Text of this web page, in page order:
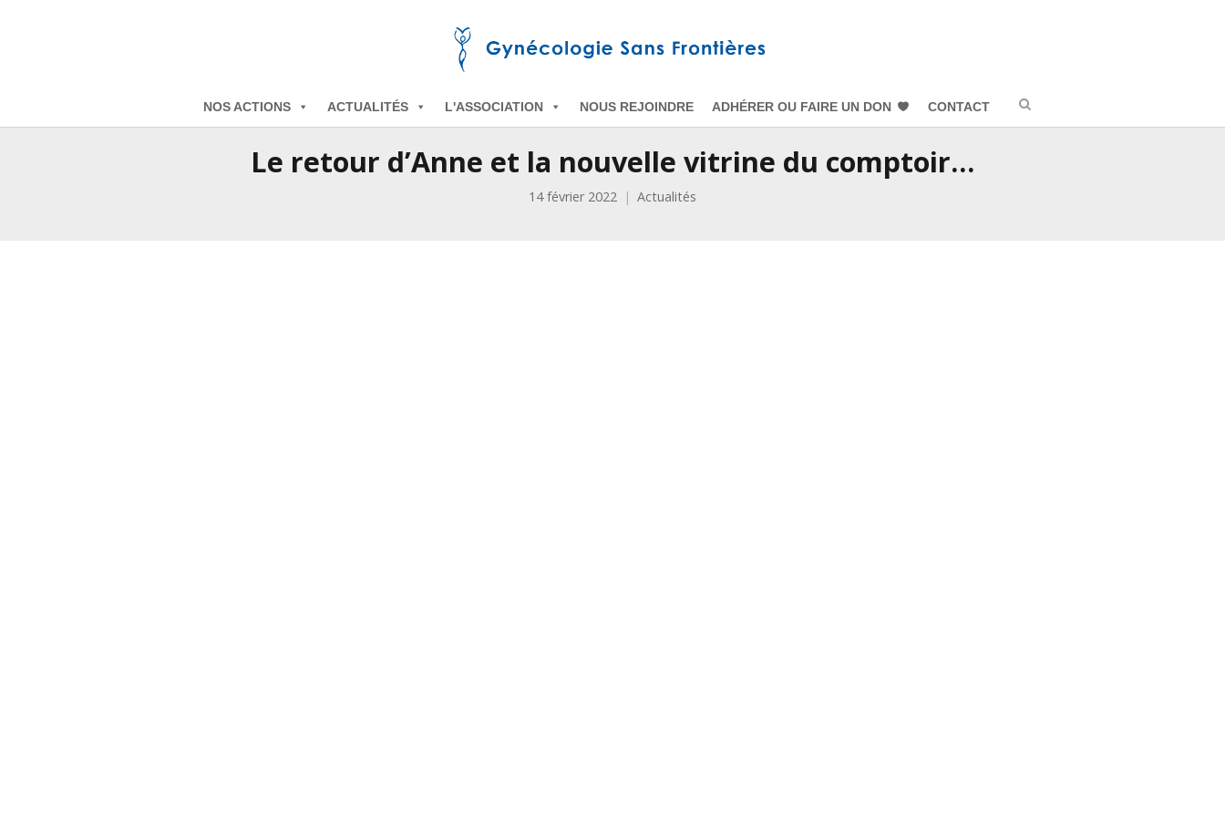
L'ASSOCIATION
NOS ACTIONS ACTUALITÉS NOUS REJOINDRE ADHÉRER OU FAIRE UN DON CONTACT
Le retour d’Anne et la nouvelle vitrine du comptoir…
14 février 2022 Actualités